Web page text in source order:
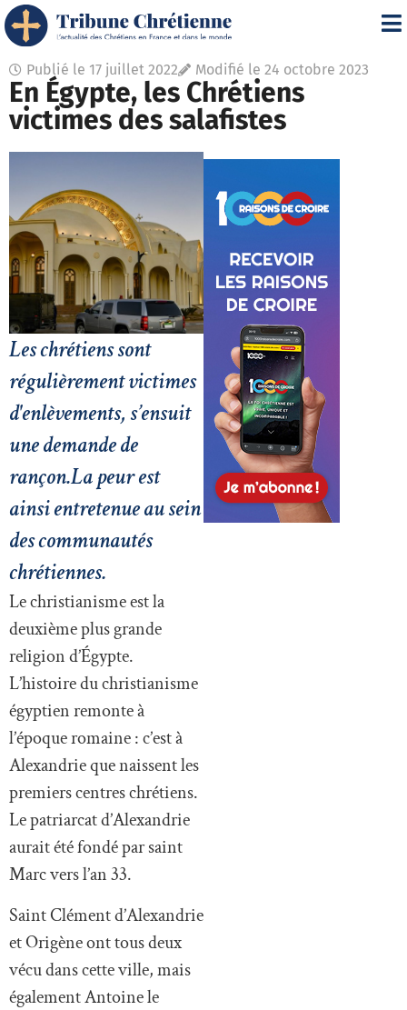
Publié le 17 juillet 2022 Modifié le 24 octobre 2023
En Égypte, les Chrétiens
victimes des salafistes
Les chrétiens sont
régulièrement victimes
d'enlèvements, s’ensuit
une demande de
rançon.La peur est
ainsi entretenue au sein
des communautés
chrétiennes.
Le christianisme est la
deuxième plus grande
religion d’Égypte.
L’histoire du christianisme
égyptien remonte à
l’époque romaine : c’est à
Alexandrie que naissent les
premiers centres chrétiens.
Le patriarcat d’Alexandrie
aurait été fondé par saint
Marc vers l’an 33.
Saint Clément d’Alexandrie
et Origène ont tous deux
vécu dans cette ville, mais
également Antoine le